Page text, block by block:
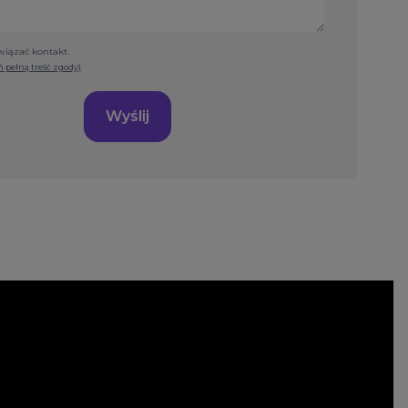
kontakt.
pełną treść zgody)
Wyślij